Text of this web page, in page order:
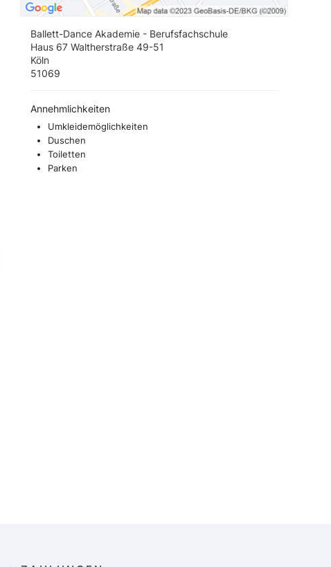
Ballett-Dance Akademie - Berufsfachschule
Haus 67 Waltherstraße 49-51
Köln
51069
Annehmlichkeiten
Umkleidemöglichkeiten
Duschen
Toiletten
Parken